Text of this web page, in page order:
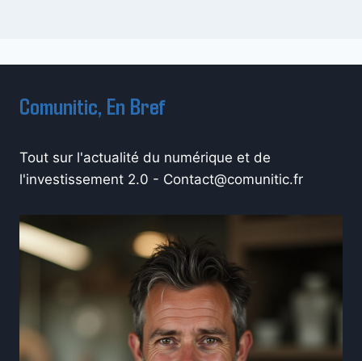
Comunitic, En Bref
Tout sur l'actualité du numérique et de
l'investissement 2.0 - Contact@comunitic.fr